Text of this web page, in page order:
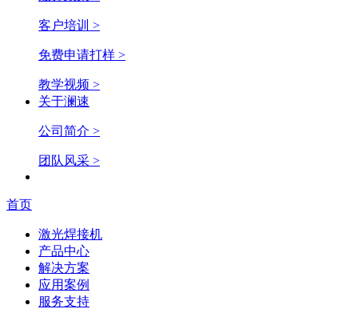
客户培训 >
免费申请打样 >
教学视频 >
关于澜速
公司简介 >
团队风采 >
首页
激光焊接机
产品中心
解决方案
应用案例
服务支持